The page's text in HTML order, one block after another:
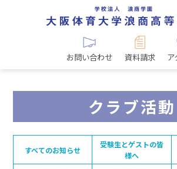
お問い合わせ 資料請求 ア
クラブ活動
すべてのお知らせ
受験生とゲストの皆
様へ